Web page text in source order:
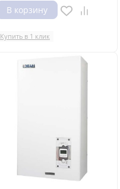
В корзину
Купить в 1 клик